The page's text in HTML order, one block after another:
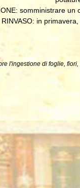
somministrare un
RINVASO: in
l'ingestione di foglie,